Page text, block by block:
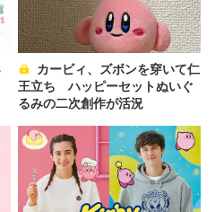
王立ち ハッピーセットぬいぐ
るみの二次創作が活況